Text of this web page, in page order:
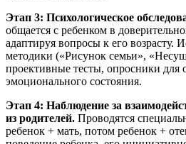
Этап 3: Психологическое
общается с ребенком в
адаптируя вопросы к его возрасту.
методики («Рисунок семьи»,
проективные тесты, опросники для
эмоционального состояния.
Этап 4: Наблюдение за
из родителей. Проводятся
ребенок + мать, потом ребенок +